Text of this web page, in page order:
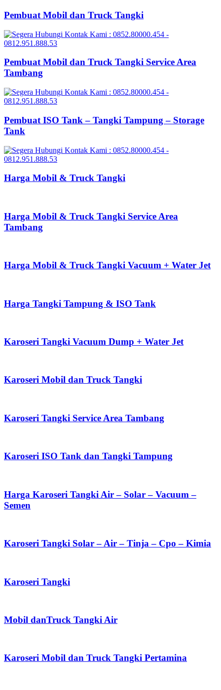
Pembuat Mobil dan Truck Tangki
Pembuat Mobil dan Truck Tangki Service Area
Tambang
Pembuat ISO Tank – Tangki Tampung – Storage
Tank
Harga Mobil & Truck Tangki
Harga Mobil & Truck Tangki Service Area
Tambang
Harga Mobil & Truck Tangki Vacuum + Water Jet
Harga Tangki Tampung & ISO Tank
Karoseri Tangki Vacuum Dump + Water Jet
Karoseri Mobil dan Truck Tangki
Karoseri Tangki Service Area Tambang
Karoseri ISO Tank dan Tangki Tampung
Harga Karoseri Tangki Air – Solar – Vacuum –
Semen
Karoseri Tangki Solar – Air – Tinja – Cpo – Kimia
Karoseri Tangki
Mobil danTruck Tangki Air
Karoseri Mobil dan Truck Tangki Pertamina